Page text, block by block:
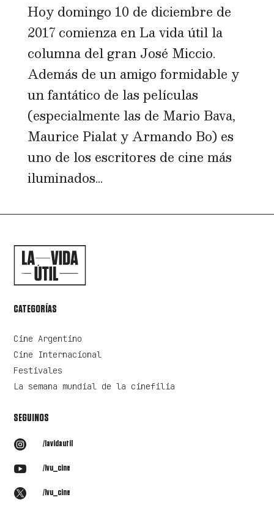
Hoy domingo 10 de diciembre de
2017 comienza en La vida útil la
columna del gran José Miccio.
Además de un amigo formidable y
un fantático de las películas
(especialmente las de Mario Bava,
Maurice Pialat y Armando Bo) es
uno de los escritores de cine más
iluminados...
CATEGORÍAS
Cine Argentino
Cine Internacional
Festivales
La semana mundial de la cinefilia
SEGUINOS
 /lavidautil
 /lvu_cine
 /lvu_cine